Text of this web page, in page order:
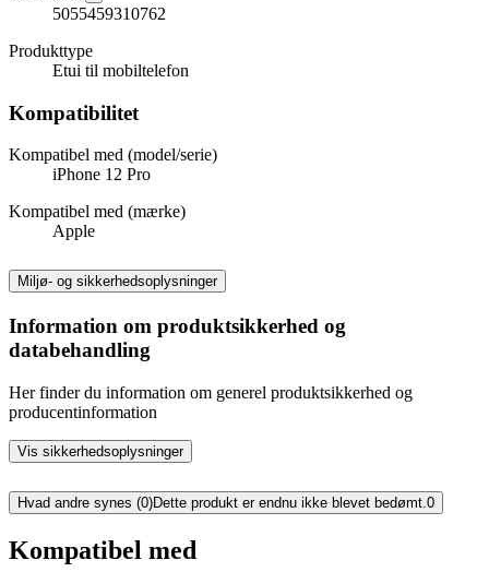
5055459310762
Produkttype
Etui til mobiltelefon
Kompatibilitet
Kompatibel med (model/serie)
iPhone 12 Pro
Kompatibel med (mærke)
Apple
Miljø- og sikkerhedsoplysninger
Information om produktsikkerhed og
databehandling
Her finder du information om generel produktsikkerhed og
producentinformation
Vis sikkerhedsoplysninger
Hvad andre synes (0)Dette produkt er endnu ikke blevet bedømt. 0
Kompatibel med